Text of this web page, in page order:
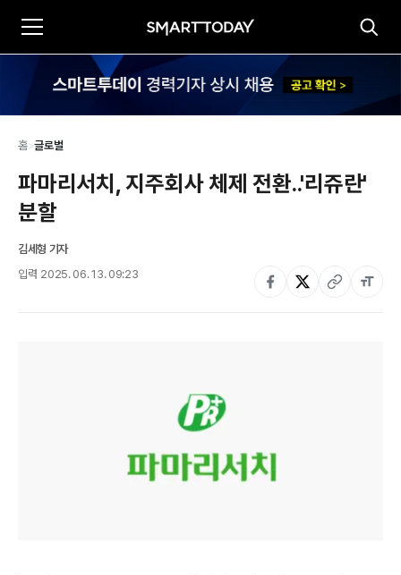
홈>글로벌
파마리서치, 지주회사 체제 전환..'리쥬란'
분할
김세형 기자
입력 2025. 06. 13. 09:23